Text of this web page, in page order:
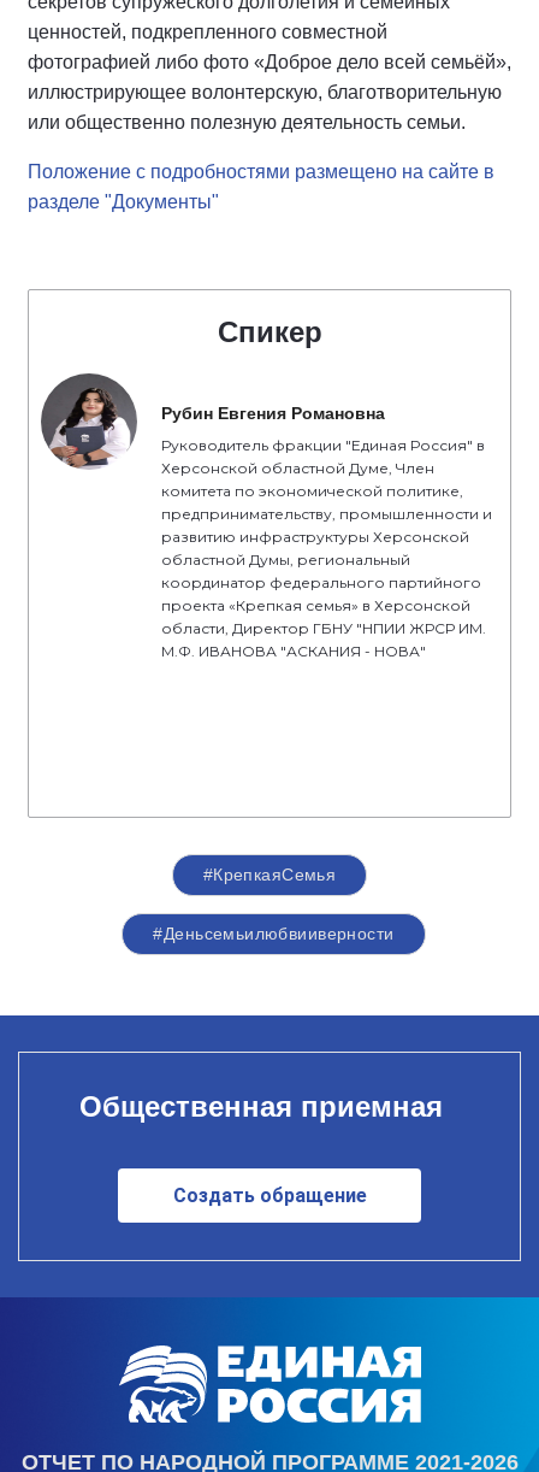
ценностей, подкрепленного совместной
фотографией либо фото «Доброе дело всей семьёй»,
иллюстрирующее волонтерскую, благотворительную
или общественно полезную деятельность семьи.
Положение с подробностями размещено на сайте в
разделе "Документы"
Спикер
Рубин Евгения Романовна
Руководитель фракции "Единая Россия" в
Херсонской областной Думе, Член
комитета по экономической политике,
предпринимательству, промышленности и
развитию инфраструктуры Херсонской
областной Думы, региональный
координатор федерального партийного
проекта «Крепкая семья» в Херсонской
области, Директор ГБНУ "НПИИ ЖРСР ИМ.
М.Ф. ИВАНОВА "АСКАНИЯ - НОВА"
#КрепкаяСемья
#Деньсемьилюбвииверности
Общественная приемная
Создать обращение
ОТЧЕТ ПО НАРОДНОЙ ПРОГРАММЕ 2021-2026